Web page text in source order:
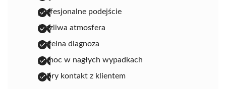
profesjonalne podejście
życzliwa atmosfera
rzetelna diagnoza
pomoc w nagłych wypadkach
dobry kontakt z klientem